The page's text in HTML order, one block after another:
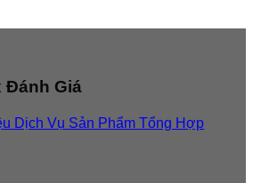
Đánh Giá
Dịch Vụ Sản Phẩm Tổng Hợp